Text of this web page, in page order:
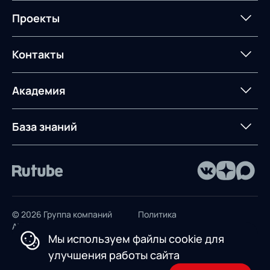
Интегрированное
планирование
Управление
контейнерным
терминалом
Оборудование для склада
Техническое оснащение
Постпроектное
Мероприятия
Архив мероприятий
Портал техподдержки
Проекты
Проекты
Контакты
Контакты
Академия
Предложение для
База знаний
© 2026 Группа компаний
AXELOT
Политика
Пользовательское
соглашение
Мы используем файлы cookie для
улучшения работы сайта